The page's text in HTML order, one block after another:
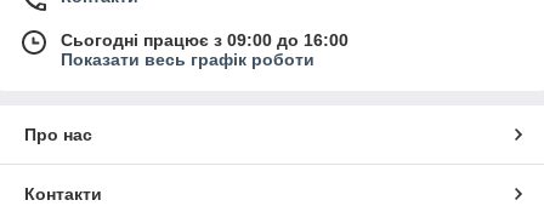
Сьогодні працює з 09:00 до 16:00
Показати весь графік роботи
Про нас
Контакти